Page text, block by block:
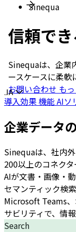
Choisir la langue
JA
Sinequa
信頼で
Sinequaは、企業
ースケースに柔軟
お問い合わせ も
導入効果機能AIソ
企業データ
Sinequaは、社内
200以上のコネク
AIが文書・画像・
セマンティック検
Microsoft Teams
サビリティで、情
Search